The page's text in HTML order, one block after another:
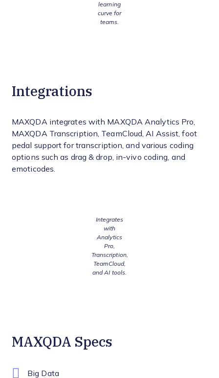
learning
curve for
teams.
Integrations
MAXQDA integrates with MAXQDA Analytics Pro,
MAXQDA Transcription, TeamCloud, AI Assist, foot
pedal support for transcription, and various coding
options such as drag & drop, in-vivo coding, and
emoticodes.
Integrates
with
Analytics
Pro,
Transcription,
TeamCloud,
and AI tools.
MAXQDA Specs
Big Data